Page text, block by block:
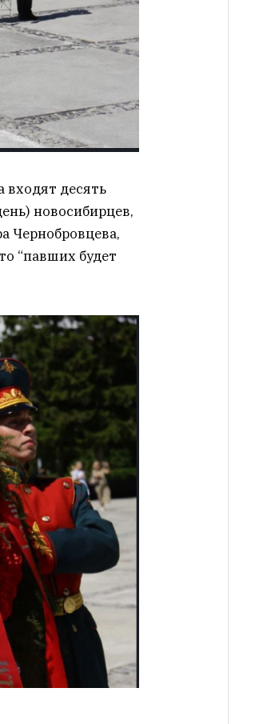
десять
новосибирцев,
Чернобровцева,
“павших будет